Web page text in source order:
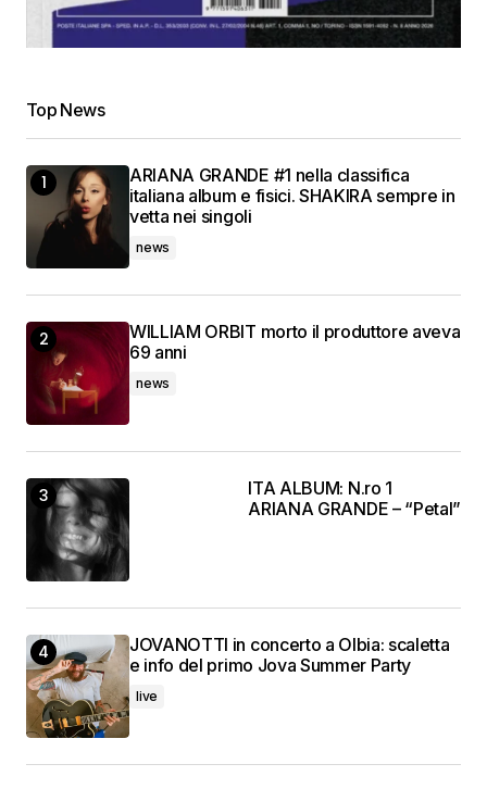
Top News
ARIANA GRANDE #1 nella classifica
italiana album e fisici. SHAKIRA sempre in
vetta nei singoli
news
WILLIAM ORBIT morto il produttore aveva
69 anni
news
ITA ALBUM: N.ro 1
ARIANA GRANDE – “Petal”
JOVANOTTI in concerto a Olbia: scaletta
e info del primo Jova Summer Party
live